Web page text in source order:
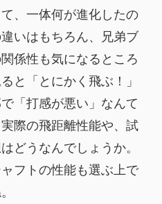
、一体何が進化したの
いはもちろん、兄弟ブ
係性も気になるところ
と「とにかく飛ぶ！」
「打感が悪い」なんて
際の飛距離性能や、試
どうなんでしょうか。
フトの性能も選ぶ上で